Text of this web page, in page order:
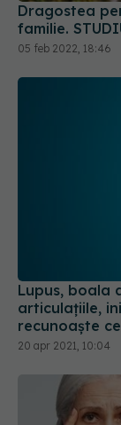
Dragostea
familie.
05 feb 2022, 18:46
Lupus, boala
articulațiile,
recunoaște
20 apr 2021, 10:04